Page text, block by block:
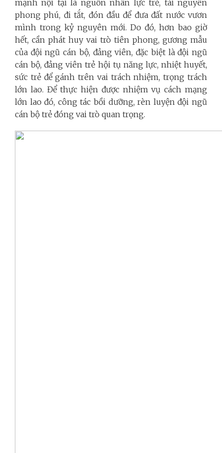
mạnh nội tại là nguồn nhân lực trẻ, tài nguyên
phong phú, đi tắt, đón đầu để đưa đất nước vươn
mình trong kỷ nguyên mới. Do đó, hơn bao giờ
hết, cần phát huy vai trò tiên phong, gương mẫu
của đội ngũ cán bộ, đảng viên, đặc biệt là đội ngũ
cán bộ, đảng viên trẻ hội tụ năng lực, nhiệt huyết,
sức trẻ để gánh trên vai trách nhiệm, trọng trách
lớn lao. Để thực hiện được nhiệm vụ cách mạng
lớn lao đó, công tác bồi dưỡng, rèn luyện đội ngũ
cán bộ trẻ đóng vai trò quan trọng.